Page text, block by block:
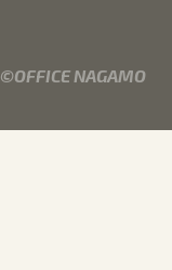
©OFFICE NAGAMO